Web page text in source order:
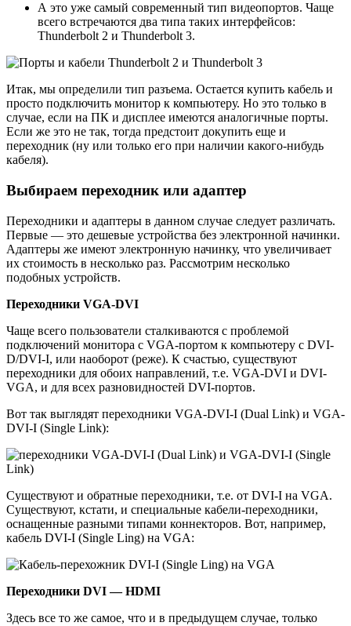
А это уже самый современный тип видеопортов. Чаще
всего встречаются два типа таких интерфейсов:
Thunderbolt 2 и Thunderbolt 3.
Итак, мы определили тип разъема. Остается купить кабель и
просто подключить монитор к компьютеру. Но это только в
случае, если на ПК и дисплее имеются аналогичные порты.
Если же это не так, тогда предстоит докупить еще и
переходник (ну или только его при наличии какого-нибудь
кабеля).
Выбираем переходник или адаптер
Переходники и адаптеры в данном случае следует различать.
Первые — это дешевые устройства без электронной начинки.
Адаптеры же имеют электронную начинку, что увеличивает
их стоимость в несколько раз. Рассмотрим несколько
подобных устройств.
Переходники VGA-DVI
Чаще всего пользователи сталкиваются с проблемой
подключений монитора с VGA-портом к компьютеру с DVI-
D/DVI-I, или наоборот (реже). К счастью, существуют
переходники для обоих направлений, т.е. VGA-DVI и DVI-
VGA, и для всех разновидностей DVI-портов.
Вот так выглядят переходники VGA-DVI-I (Dual Link) и VGA-
DVI-I (Single Link):
Существуют и обратные переходники, т.е. от DVI-I на VGA.
Существуют, кстати, и специальные кабели-переходники,
оснащенные разными типами коннекторов. Вот, например,
кабель DVI-I (Single Ling) на VGA:
Переходники DVI — HDMI
Здесь все то же самое, что и в предыдущем случае, только